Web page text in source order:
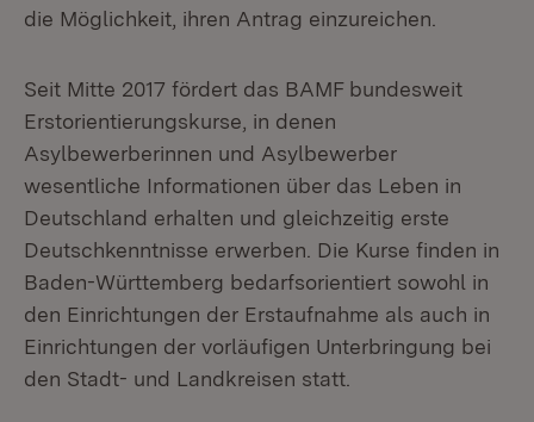
die Möglichkeit, ihren Antrag einzureichen.
Seit Mitte 2017 fördert das BAMF bundesweit
Erstorientierungskurse, in denen
Asylbewerberinnen und Asylbewerber
wesentliche Informationen über das Leben in
Deutschland erhalten und gleichzeitig erste
Deutschkenntnisse erwerben. Die Kurse finden in
Baden-Württemberg bedarfsorientiert sowohl in
den Einrichtungen der Erstaufnahme als auch in
Einrichtungen der vorläufigen Unterbringung bei
den Stadt- und Landkreisen statt.